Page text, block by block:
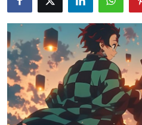
Testler